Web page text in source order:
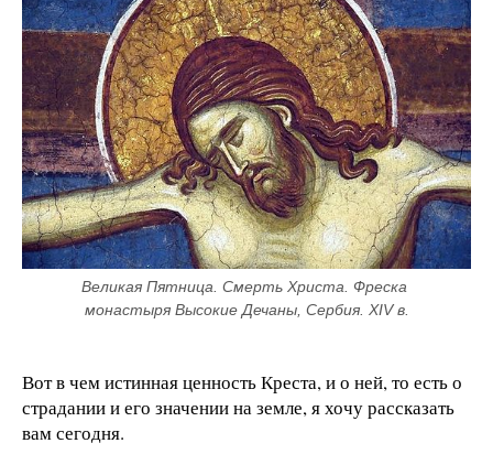
Великая Пятница. Смерть Христа. Фреска
монастыря Высокие Дечаны, Сербия. XIV в.
Вот в чем истинная ценность Креста, и о ней, то есть о
страдании и его значении на земле, я хочу рассказать
вам сегодня.